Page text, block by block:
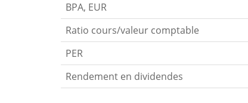
BPA, EUR
Ratio cours/valeur comptable
PER
Rendement en dividendes